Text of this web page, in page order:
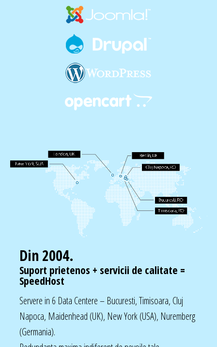
Din 2004.
Suport prietenos + servicii de calitate =
SpeedHost
Servere in 6 Data Centere – Bucuresti, Timisoara, Cluj
Napoca, Maidenhead (UK), New York (USA), Nuremberg
(Germania).